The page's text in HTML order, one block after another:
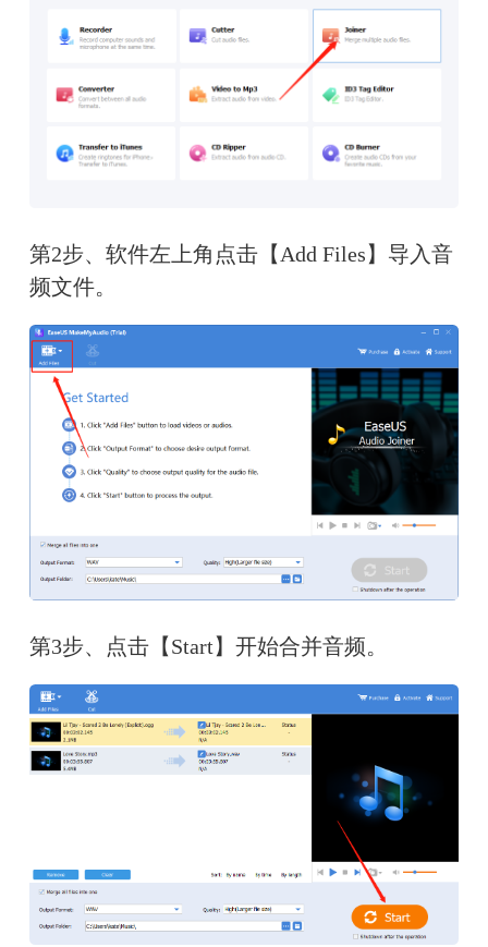
第2步、软件左上角点击【Add Files】导入音
频文件。
第3步、点击【Start】开始合并音频。